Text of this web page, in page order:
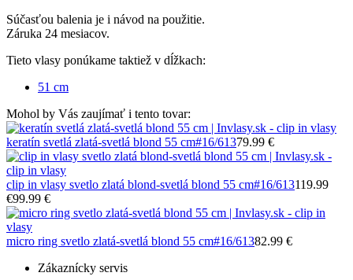
Súčasťou balenia je i návod na použitie.
Záruka 24 mesiacov.
Tieto vlasy ponúkame taktiež v dĺžkach:
51 cm
Mohol by Vás zaujímať i tento tovar:
keratín svetlá zlatá-svetlá blond 55 cm#16/61379.99 €
clip in vlasy svetlo zlatá blond-svetlá blond 55 cm#16/613119.99
€99.99 €
micro ring svetlo zlatá-svetlá blond 55 cm#16/61382.99 €
Zákaznícky servis